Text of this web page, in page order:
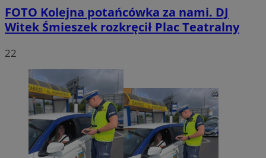
FOTO Kolejna potańcówka za nami. DJ
Witek Śmieszek rozkręcił Plac Teatralny
22